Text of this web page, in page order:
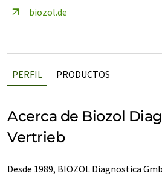
biozol.de
PERFIL PRODUCTOS
Acerca de Biozol
Vertrieb
Desde 1989, BIOZOL Diagnostica